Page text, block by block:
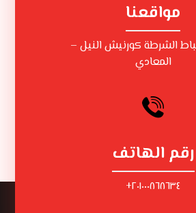
مواقعنا
الشرطة كورنيش النيل –
المعادي
رقم الهاتف
٢٠١٠٠٠٨٦٨٦٣٤+